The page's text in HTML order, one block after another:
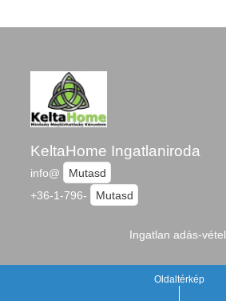
KeltaHome Ingatlaniroda
info@
Mutasd
+36-1-796-
Mutasd
Ingatlan adás-vétel,
Oldaltérkép